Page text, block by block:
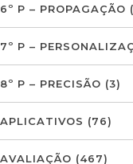
6º P – PROPAGAÇÃO
7º P –
8º P – PRECISÃO (3)
APLICATIVOS (76)
AVALIAÇÃO (467)